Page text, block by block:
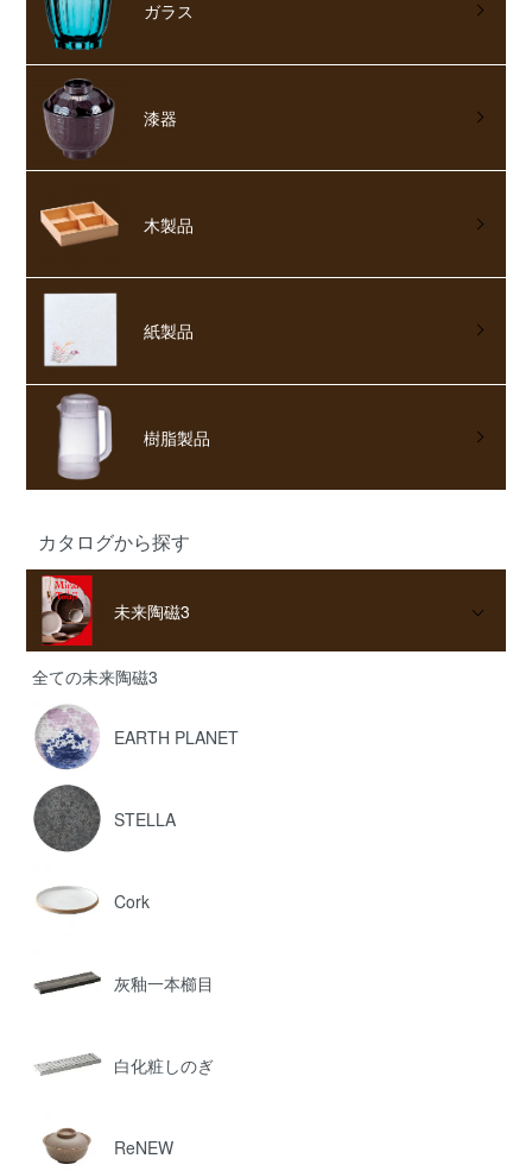
ガラス
漆器
木製品
紙製品
樹脂製品
カタログから探す
未来陶磁3
全ての未来陶磁3
EARTH PLANET
STELLA
Cork
灰釉一本櫛目
白化粧しのぎ
ReNEW